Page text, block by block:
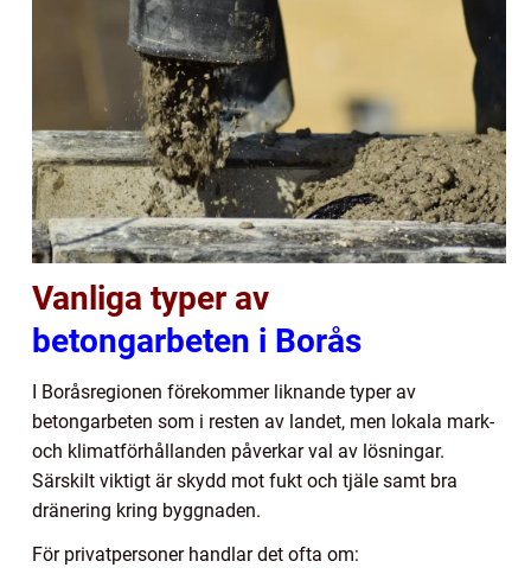
Vanliga typer av
betongarbeten i Borås
I Boråsregionen förekommer liknande typer av
betongarbeten som i resten av landet, men lokala mark-
och klimatförhållanden påverkar val av lösningar.
Särskilt viktigt är skydd mot fukt och tjäle samt bra
dränering kring byggnaden.
För privatpersoner handlar det ofta om: